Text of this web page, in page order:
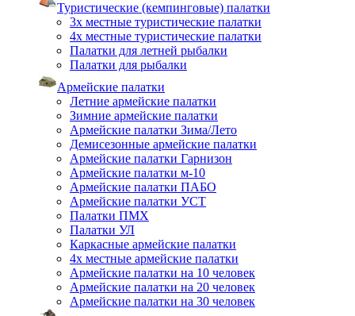
Туристические (кемпинговые) палатки
3х местные туристические палатки
4х местные туристические палатки
Палатки для летней рыбалки
Палатки для рыбалки
Армейские палатки
Летние армейские палатки
Зимние армейские палатки
Армейские палатки Зима/Лето
Демисезонные армейские палатки
Армейские палатки Гарнизон
Армейские палатки м-10
Армейские палатки ПАБО
Армейские палатки УСТ
Палатки ПМХ
Палатки УЛ
Каркасные армейские палатки
4х местные армейские палатки
Армейские палатки на 10 человек
Армейские палатки на 20 человек
Армейские палатки на 30 человек